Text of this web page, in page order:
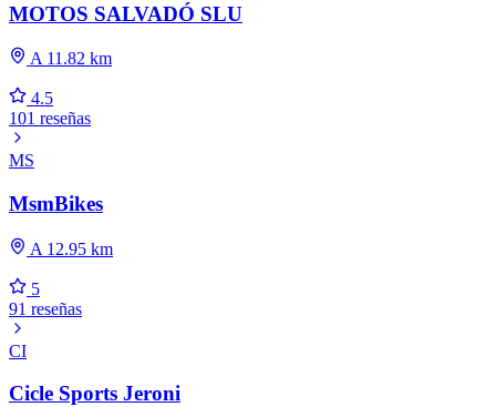
MOTOS SALVADÓ SLU
A 11.82 km
4.5
101 reseñas
MS
MsmBikes
A 12.95 km
5
91 reseñas
CI
Cicle Sports Jeroni